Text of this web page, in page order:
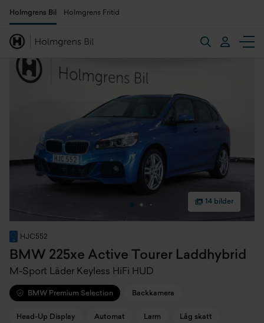
Holmgrens Bil Holmgrens Fritid
14 bilder
HJC552
BMW 225xe Active Tourer Laddhybrid
M-Sport Läder Keyless HiFi HUD
BMW Premium Selection Backkamera
Head-Up Display Automat Larm Låg skatt